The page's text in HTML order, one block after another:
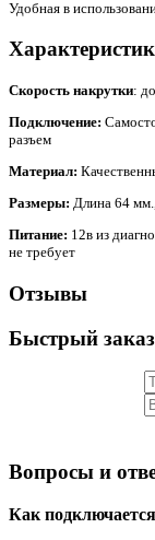
Удобная в
Скорость накрутки:
Подключение:
разъем
Материал:
Размеры: Длина 64
Питание: 12в из
не требует
Отзывы
Быстрый заказ
Вопросы и
Как